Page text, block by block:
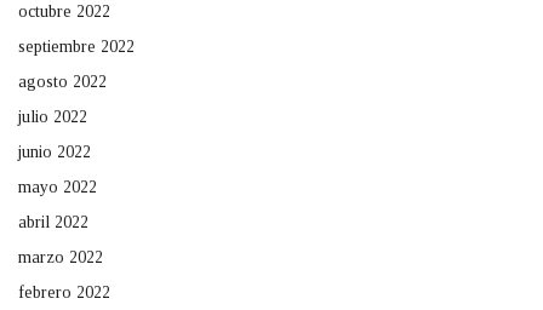
octubre 2022
septiembre 2022
agosto 2022
julio 2022
junio 2022
mayo 2022
abril 2022
marzo 2022
febrero 2022